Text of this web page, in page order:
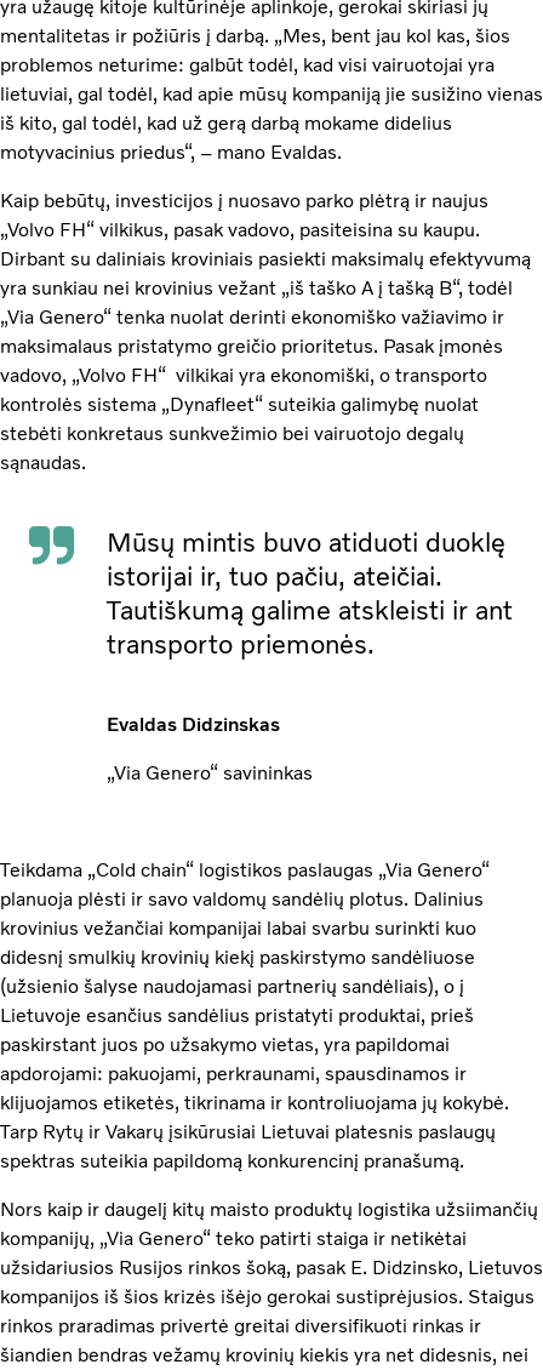
yra užaugę kitoje kultūrinėje aplinkoje, gerokai skiriasi jų
mentalitetas ir požiūris į darbą. „Mes, bent jau kol kas, šios
problemos neturime: galbūt todėl, kad visi vairuotojai yra
lietuviai, gal todėl, kad apie mūsų kompaniją jie susižino vienas
iš kito, gal todėl, kad už gerą darbą mokame didelius
motyvacinius priedus“, – mano Evaldas.
Kaip bebūtų, investicijos į nuosavo parko plėtrą ir naujus
„Volvo FH“ vilkikus, pasak vadovo, pasiteisina su kaupu.
Dirbant su daliniais kroviniais pasiekti maksimalų efektyvumą
yra sunkiau nei krovinius vežant „iš taško A į tašką B“, todėl
„Via Genero“ tenka nuolat derinti ekonomiško važiavimo ir
maksimalaus pristatymo greičio prioritetus. Pasak įmonės
vadovo, „Volvo FH“ vilkikai yra ekonomiški, o transporto
kontrolės sistema „Dynafleet“ suteikia galimybę nuolat
stebėti konkretaus sunkvežimio bei vairuotojo degalų
sąnaudas.
Mūsų mintis buvo atiduoti duoklę
istorijai ir, tuo pačiu, ateičiai.
Tautiškumą galime atskleisti ir ant
transporto priemonės.
Evaldas Didzinskas
„Via Genero“ savininkas
Teikdama „Cold chain“ logistikos paslaugas „Via Genero“
planuoja plėsti ir savo valdomų sandėlių plotus. Dalinius
krovinius vežančiai kompanijai labai svarbu surinkti kuo
didesnį smulkių krovinių kiekį paskirstymo sandėliuose
(užsienio šalyse naudojamasi partnerių sandėliais), o į
Lietuvoje esančius sandėlius pristatyti produktai, prieš
paskirstant juos po užsakymo vietas, yra papildomai
apdorojami: pakuojami, perkraunami, spausdinamos ir
klijuojamos etiketės, tikrinama ir kontroliuojama jų kokybė.
Tarp Rytų ir Vakarų įsikūrusiai Lietuvai platesnis paslaugų
spektras suteikia papildomą konkurencinį pranašumą.
Nors kaip ir daugelį kitų maisto produktų logistika užsiimančių
kompanijų, „Via Genero“ teko patirti staiga ir netikėtai
užsidariusios Rusijos rinkos šoką, pasak E. Didzinsko, Lietuvos
kompanijos iš šios krizės išėjo gerokai sustiprėjusios. Staigus
rinkos praradimas privertė greitai diversifikuoti rinkas ir
šiandien bendras vežamų krovinių kiekis yra net didesnis, nei